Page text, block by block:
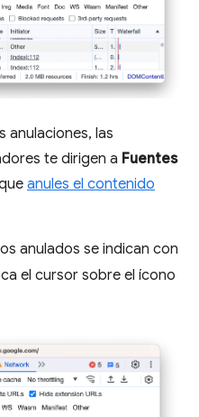
anulaciones, las
te dirigen a Fuentes
anules el contenido
anulados se indican con
el cursor sobre el ícono